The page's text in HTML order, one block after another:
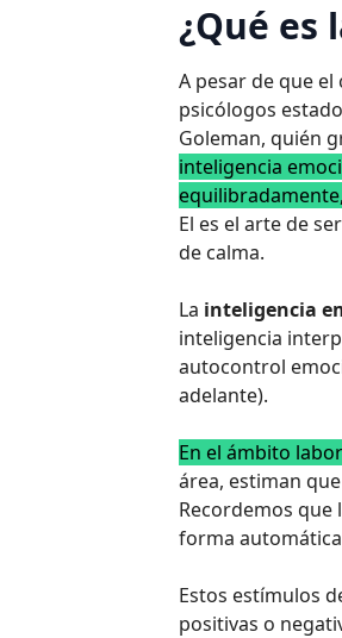
¿Qué es
A pesar de que
psicólogos
Goleman, quién
inteligencia
El es el arte de
de calma.
La inteligencia
inteligencia
autocontrol
adelante).
En el ámbito
área, estiman
Recordemos que
forma
Estos estímulos
positivas o